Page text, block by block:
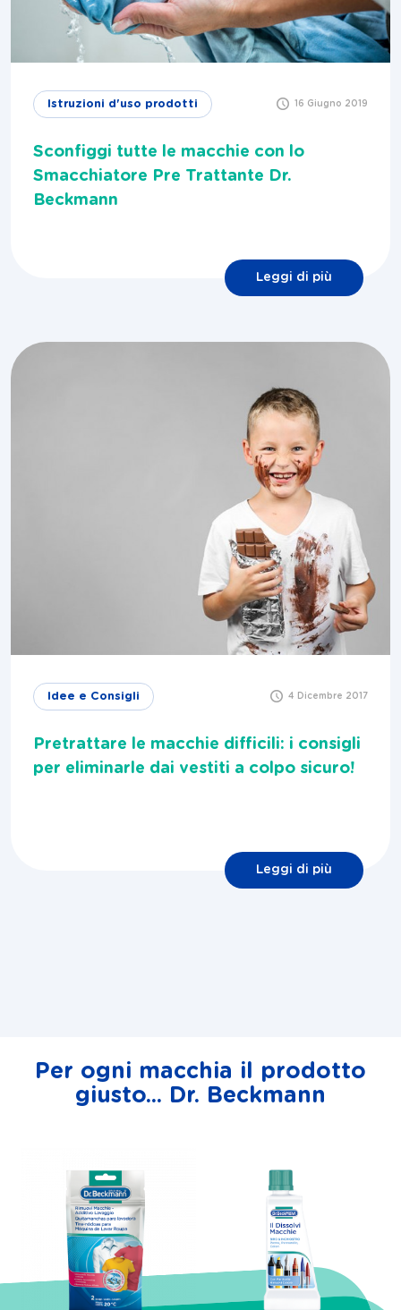
Istruzioni d'uso prodotti 16 Giugno 2019
Sconfiggi tutte le macchie con lo
Smacchiatore Pre Trattante Dr.
Beckmann
Leggi di più
Idee e Consigli 4 Dicembre 2017
Pretrattare le macchie difficili: i consigli
per eliminarle dai vestiti a colpo sicuro!
Leggi di più
Per ogni macchia il prodotto
giusto... Dr. Beckmann